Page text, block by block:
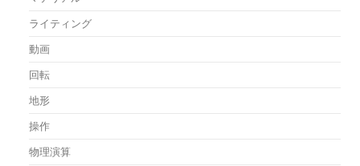
ライティング
動画
回転
地形
操作
物理演算